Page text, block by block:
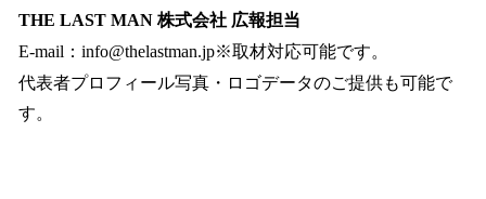
THE LAST MAN 株式会社 広報担当
E-mail：info@thelastman.jp※取材対応可能です。
代表者プロフィール写真・ロゴデータのご提供も可能で
す。